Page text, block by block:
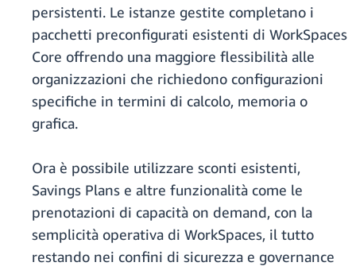
persistenti. Le istanze gestite completano i
pacchetti preconfigurati esistenti di WorkSpaces
Core offrendo una maggiore flessibilità alle
organizzazioni che richiedono configurazioni
specifiche in termini di calcolo, memoria o
grafica.
Ora è possibile utilizzare sconti esistenti,
Savings Plans e altre funzionalità come le
prenotazioni di capacità on demand, con la
semplicità operativa di WorkSpaces, il tutto
restando nei confini di sicurezza e governance